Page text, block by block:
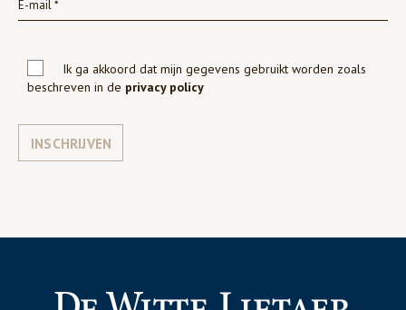
Ik ga akkoord dat mijn gegevens gebruikt worden zoals
beschreven in de privacy policy
INSCHRIJVEN